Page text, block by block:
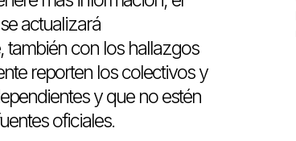
actualizará
también con los hallazgos
reporten los colectivos y
y que no estén
oficiales.